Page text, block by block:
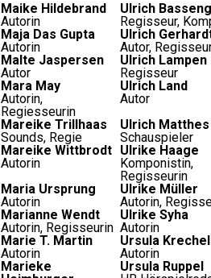
Maike Hildebrand
Autorin
Ulrich
Regisseur,
Maja Das Gupta
Autorin
Ulrich
Autor,
Malte Jaspersen
Autor
Ulrich Lampen
Regisseur
Mara May
Autorin,
Regiesseurin
Ulrich Land
Autor
Mareike Trillhaas
Sounds, Regie
Ulrich Matthes
Schauspieler
Mareike Wittbrodt
Autorin
Ulrike Haage
Komponistin,
Regisseurin
Maria Ursprung
Autorin
Ulrike Müller
Autorin,
Marianne Wendt
Autorin, Regisseurin
Ulrike Syha
Autorin
Marie T. Martin
Autorin
Ursula Krechel
Autorin
Marieke
Ursula Ruppel